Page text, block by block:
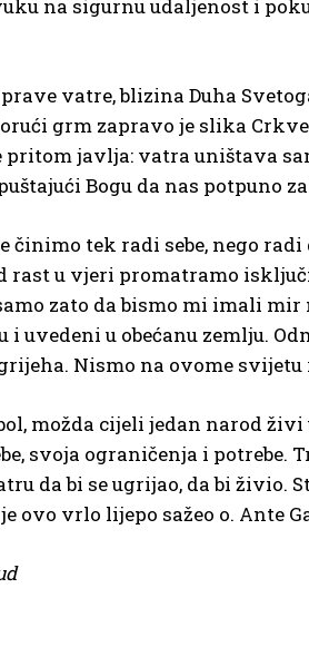
na sigurnu udaljenost i
vatre, blizina Duha
grm zapravo je slika
pritom javlja: vatra uništava
Bogu da nas potpuno
činimo tek radi sebe, nego
rast u vjeri promatramo
zato da bismo mi imali
i uvedeni u obećanu zemlju.
Nismo na ovome svijetu
možda cijeli jedan narod
svoja ograničenja i potrebe.
da bi se ugrijao, da bi živio.
ovo vrlo lijepo sažeo o. Ante